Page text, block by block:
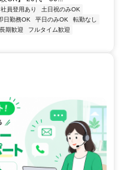
社員登用あり
土日祝のみOK
日勤務OK 平日のみOK
転勤なし
長期歓迎
フルタイム歓迎